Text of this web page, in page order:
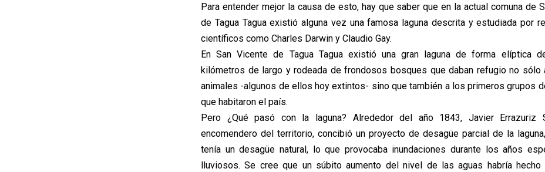
Para entender mejor la causa de esto, hay que saber que en la actual comuna de
de Tagua Tagua existió alguna vez una famosa laguna descrita y estudiada por
científicos como Charles Darwin y Claudio Gay.
En San Vicente de Tagua Tagua existió una gran laguna de forma elíptica
kilómetros de largo y rodeada de frondosos bosques que daban refugio no sólo
animales -algunos de ellos hoy extintos- sino que también a los primeros grupos
que habitaron el país.
Pero ¿Qué pasó con la laguna? Alrededor del año 1843, Javier Errazuriz
encomendero del territorio, concibió un proyecto de desagüe parcial de la
tenía un desagüe natural, lo que provocaba inundaciones durante los años
lluviosos. Se cree que un súbito aumento del nivel de las aguas habría hecho